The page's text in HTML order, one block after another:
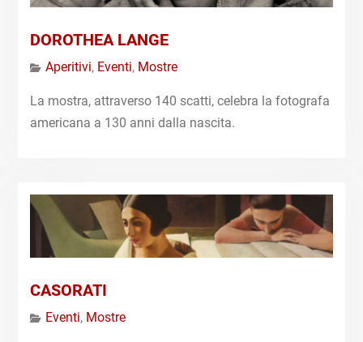
DOROTHEA LANGE
Aperitivi, Eventi, Mostre
La mostra, attraverso 140 scatti, celebra la fotografa
americana a 130 anni dalla nascita.
CASORATI
Eventi, Mostre